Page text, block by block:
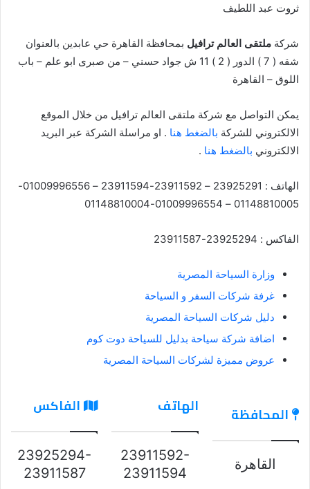
ثروت عبد اللطيف
شركة ملتقى العالم ترافيل بمحافظة القاهرة حي عابدين بالعنوان
شقه ( 7 ) الدور ( 2 ) 11 ش جواد حسني – من صبرى ابو علم – باب
اللوق – القاهرة
يمكن التواصل مع شركة ملتقى العالم ترافيل من خلال الموقع
الالكتروني للشركة بالضغط هنا . او مراسلة الشركة عبر البريد
الالكتروني بالضغط هنا .
الهاتف : 23925291 – 23911592-23911594 – 01009996556-
01148810005 – 01009996554-01148810004
الفاكس : 23925294-23911587
وزارة السياحة المصرية
غرفة شركات السفر و السياحة
دليل شركات السياحة المصرية
اضافة شركة سياحة بدليل للسياحة دوت كوم
عروض مميزة لشركات السياحة المصرية
المحافظة
القاهرة
الهاتف
23911592-
23911594
الفاكس
23925294-
23911587